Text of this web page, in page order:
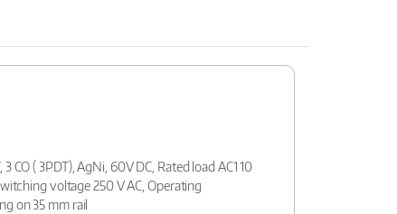
CO ( 3PDT), AgNi, 60V DC, Rated load AC1 10
voltage 250 V AC, Operating
on 35 mm rail